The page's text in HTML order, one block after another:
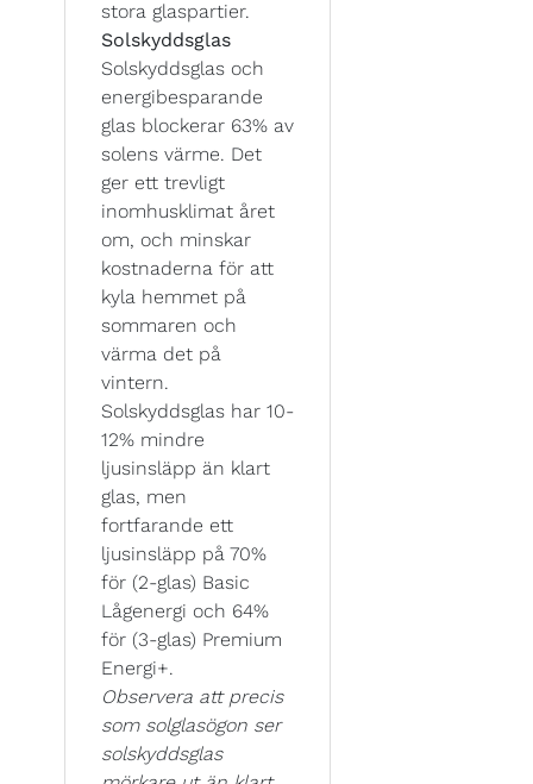
stora glaspartier.
Solskyddsglas
Solskyddsglas och
energibesparande
glas blockerar 63% av
solens värme. Det
ger ett trevligt
inomhusklimat året
om, och minskar
kostnaderna för att
kyla hemmet på
sommaren och
värma det på
vintern.
Solskyddsglas har 10-
12% mindre
ljusinsläpp än klart
glas, men
fortfarande ett
ljusinsläpp på 70%
för (2-glas) Basic
Lågenergi och 64%
för (3-glas) Premium
Energi+.
Observera att precis
som solglasögon ser
solskyddsglas